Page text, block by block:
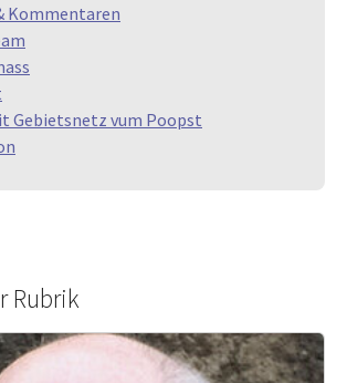
Kommentaren
Gebietsnetz vum Poopst
Rubrik